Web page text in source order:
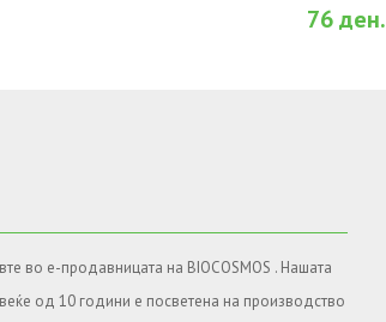
76 ден.
во е-продавницата на BIOCOSMOS . Нашата
од 10 години е посветена на производство